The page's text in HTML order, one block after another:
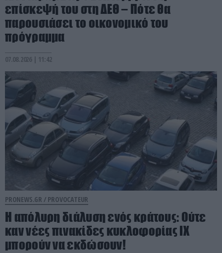
επίσκεψή του στη ΔΕΘ – Πότε θα
παρουσιάσει το οικονομικό του
πρόγραμμα
07.08.2026 | 11:42
PRONEWS.GR / PROVOCATEUR
Η απόλυρη διάλυση ενός κράτους: Ούτε
καν νέες πινακίδες κυκλοφορίας ΙΧ
μπορούν να εκδώσουν!